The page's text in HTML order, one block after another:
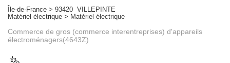
Île-de-France > 93420 VILLEPINTE
Matériel électrique > Matériel électrique
Commerce de gros (commerce interentreprises) d'appareils
électroménagers(4643Z)